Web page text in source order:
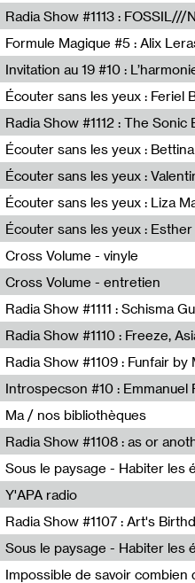
Mateo Cuin
Wave Farm
Formule Magique #5 : Alix
Nathalie Lacroix
Invitation au 19 #10 :
19, CRAC
Écouter sans les yeux : Feriel
Feriel Boushaki
Écouter sans les yeux :
Bettina Samson
Écouter sans les yeux :
Valentine Branca
Liza Maignan,Elodie Lecat
Esther Meunier Corfdyr
Cross Volume - vinyle
Cross Volume - entretien
Resonance
Radio WORM
Jet FM
Introspecson #10 : Emmanuel
Pierre Henry,Emmanuel Parent
Ma / nos bibliothèques
Radio Zero
Nastassja Martin
Y'APA radio
Pierrick Mouton
Radio Helsinki
Nastassja Martin